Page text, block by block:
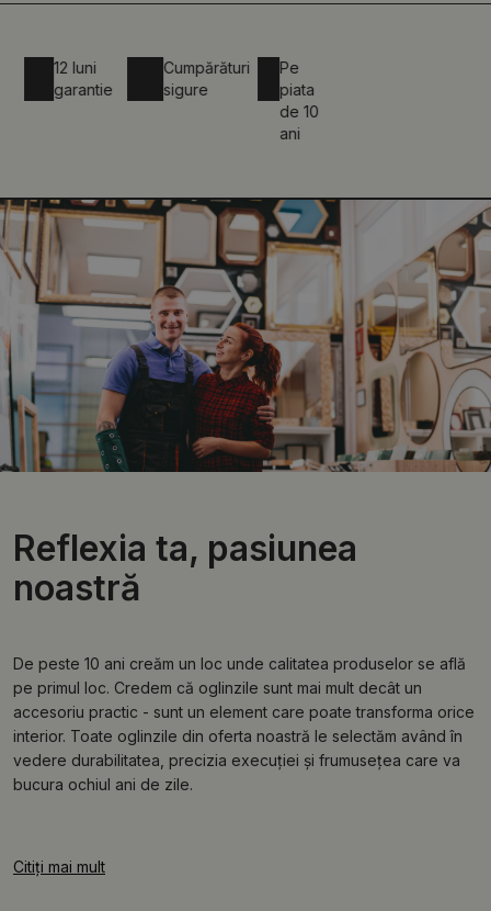
12 luni
garantie
Cumpărături
sigure
Pe
piata
de 10
Reflexia ta, pasiunea
noastră
De peste 10 ani creăm un loc unde calitatea produselor se află
pe primul loc. Credem că oglinzile sunt mai mult decât un
accesoriu practic - sunt un element care poate transforma orice
interior. Toate oglinzile din oferta noastră le selectăm având în
vedere durabilitatea, precizia execuției și frumusețea care va
bucura ochiul ani de zile.
Citiți mai mult